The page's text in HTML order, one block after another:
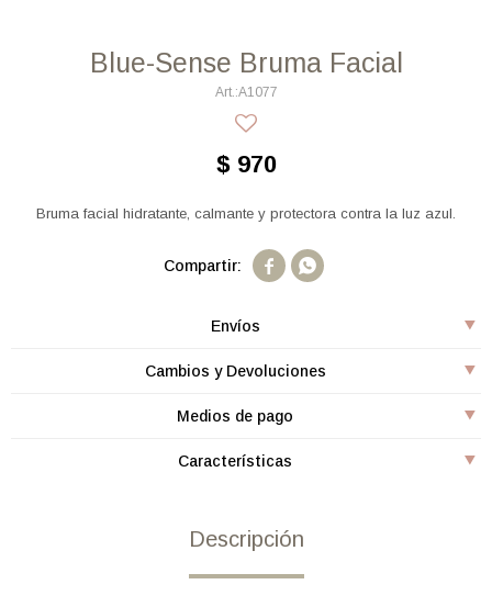
Blue-Sense Bruma Facial
A1077
$ 970
Bruma facial hidratante, calmante y protectora contra la luz azul.
 
Envíos
Cambios y Devoluciones
Medios de pago
Características
Descripción